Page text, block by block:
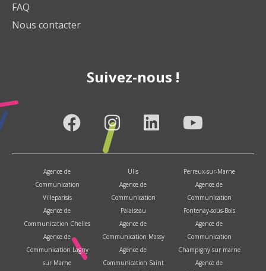
FAQ
Nous contacter
Suivez-nous !
Agence de
Communication
Villeparisis
Agence de
Communication Chelles
Agence de
Communication Lagny
sur Marne
Ulis
Agence de
Communication
Palaiseau
Agence de
Communication Massy
Agence de
Communication Saint
Perreux-sur-Marne
Agence de
Communication
Fontenay-sous-Bois
Agence de
Communication
Champigny sur marne
Agence de